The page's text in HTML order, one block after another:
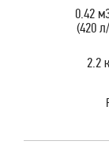
0.42
(420
2.2